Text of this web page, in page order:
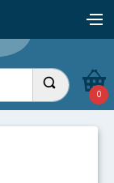
Udfør søgning
0